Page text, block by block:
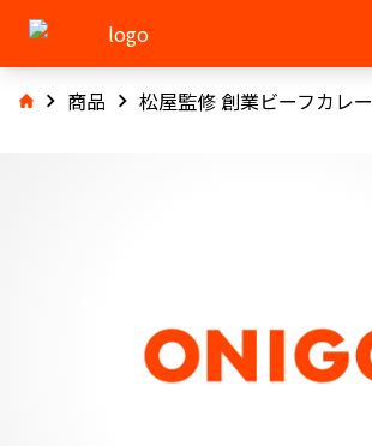
商品 松屋監修 創業ビーフカレー